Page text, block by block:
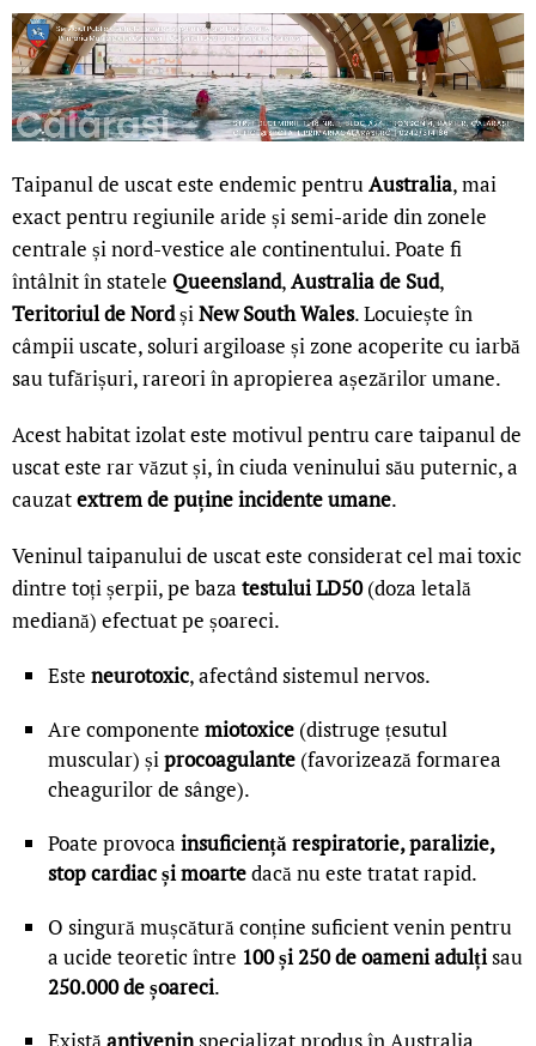
Taipanul de uscat este endemic pentruAustralia, mai
exact pentru regiunile aride și semi-aride din zonele
centrale și nord-vestice ale continentului. Poate fi
întâlnit în statele Queensland,Australia de Sud,
Teritoriul de NordșiNew South Wales. Locuiește în
câmpii uscate, soluri argiloase și zone acoperite cu iarbă
sau tufărișuri, rareori în apropierea așezărilor umane.
Acest habitat izolat este motivul pentru care taipanul de
uscat este rar văzut și, în ciuda veninului său puternic, a
cauzatextrem de puține incidente umane.
Veninul taipanului de uscat este considerat cel mai toxic
dintre toți șerpii, pe baza testului LD50(doza letală
mediană) efectuat pe șoareci.
Este neurotoxic, afectând sistemul nervos.
Are componente miotoxice(distruge țesutul
muscular) șiprocoagulante(favorizează formarea
cheagurilor de sânge).
Poate provoca insuficiență respiratorie, paralizie,
stop cardiac și moartedacă nu este tratat rapid.
O singură mușcătură conține suficient venin pentru
a ucide teoretic între 100 și 250 de oameni adulțisau
250.000 de șoareci.